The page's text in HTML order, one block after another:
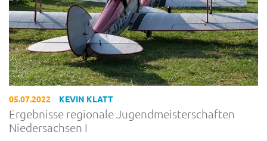
05.07.2022 KEVIN KLATT
Ergebnisse regionale Jugendmeisterschaften
Niedersachsen I